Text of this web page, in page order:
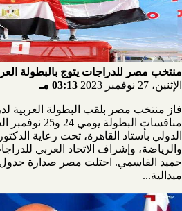
منتخب مصر للدراجات يتوج بالبطولة العربية
الإثنين، 27 نوفمبر 2023
03:13 مـ
فاز منتخب مصر بلقب البطولة العربية
منافسات
الدولي بأستاد القاهرة، تحت رعاية
والرياضة، وإشراف الاتحاد العربي
ميدالية...